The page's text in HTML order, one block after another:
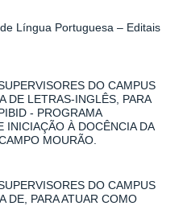
Língua Portuguesa – Editais
DO CAMPUS
DE LETRAS-INGLÊS, PARA
- PROGRAMA
INICIAÇÃO À DOCÊNCIA DA
MOURÃO.
DO CAMPUS
DE, PARA ATUAR COMO